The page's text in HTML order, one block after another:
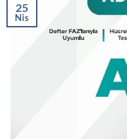
25
Nis